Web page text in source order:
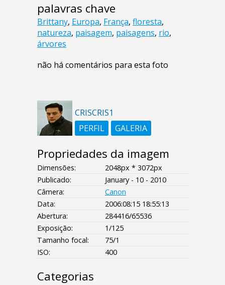
palavras chave
Brittany, Europa, França, floresta,
natureza, paisagem, paisagens, rio,
árvores
não há comentários para esta foto
CRISCRIS1
PERFIL
GALERIA
Propriedades da imagem
Dimensões:
2048px * 3072px
Publicado:
January - 10 - 2010
Câmera:
Canon
Data:
2006:08:15 18:55:13
Abertura:
284416/65536
Exposição:
1/125
Tamanho focal:
75/1
ISO:
400
Categorias